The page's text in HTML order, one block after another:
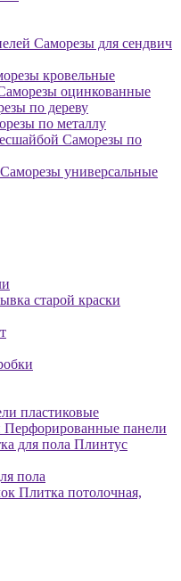
Саморезы для сендвич
кровельные
оцинкованные
по дереву
по металлу
Саморезы по
Саморезы универсальные
старой краски
пластиковые
Перфорированные панели
Плинтус
пола
Плитка потолочная,